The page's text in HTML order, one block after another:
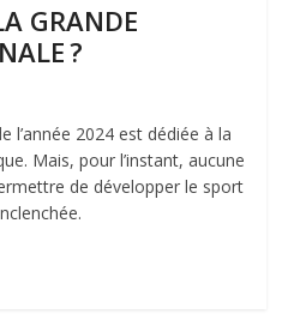
GRANDE
?
l’année 2024 est dédiée à la
Mais, pour l’instant, aucune
de développer le sport